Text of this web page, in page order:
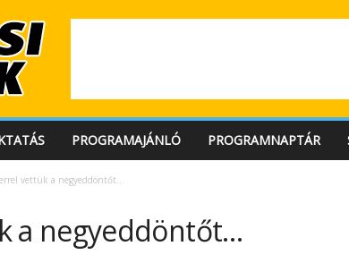
PROGRAMAJÁNLÓ PROGRAMNAPTÁR
vettük a negyeddöntőt…
a negyeddöntőt…